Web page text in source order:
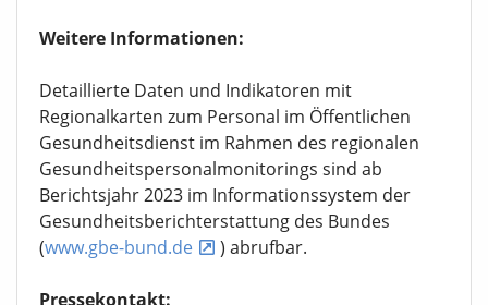
Weitere Informationen:
Detaillierte Daten und Indikatoren mit
Regionalkarten zum Personal im Öffentlichen
Gesundheitsdienst im Rahmen des regionalen
Gesundheitspersonalmonitorings sind ab
Berichtsjahr 2023 im Informationssystem der
Gesundheitsberichterstattung des Bundes
(www.gbe-bund.de ) abrufbar.
Pressekontakt: